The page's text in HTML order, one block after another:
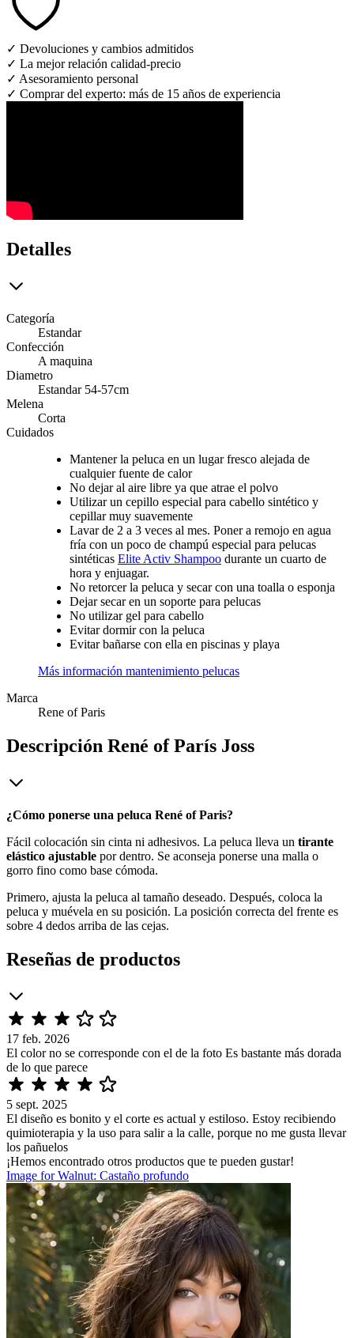
✓ Devoluciones y cambios admitidos
✓ La mejor relación calidad-precio
✓ Asesoramiento personal
✓ Comprar del experto: más de 15 años de experiencia
Detalles
Categoría
Estandar
Confección
A maquina
Diametro
Estandar 54-57cm
Melena
Corta
Cuidados
Mantener la peluca en un lugar fresco alejada de
cualquier fuente de calor
No dejar al aire libre ya que atrae el polvo
Utilizar un cepillo especial para cabello sintético y
cepillar muy suavemente
Lavar de 2 a 3 veces al mes. Poner a remojo en agua
fría con un poco de champú especial para pelucas
sintéticas Elite Activ Shampoo durante un cuarto de
hora y enjuagar.
No retorcer la peluca y secar con una toalla o esponja
Dejar secar en un soporte para pelucas
No utilizar gel para cabello
Evitar dormir con la peluca
Evitar bañarse con ella en piscinas y playa
Más información mantenimiento pelucas
Marca
Rene of Paris
Descripción René of París Joss
¿Cómo ponerse una peluca René of Paris?
Fácil colocación sin cinta ni adhesivos. La peluca lleva un tirante
elástico ajustable por dentro. Se aconseja ponerse una malla o
gorro fino como base cómoda.
Primero, ajusta la peluca al tamaño deseado. Después, coloca la
peluca y muévela en su posición. La posición correcta del frente es
sobre 4 dedos arriba de las cejas.
Reseñas de productos
17 feb. 2026
El color no se corresponde con el de la foto Es bastante más dorada
de lo que parece
5 sept. 2025
El diseño es bonito y el corte es actual y estiloso. Estoy recibiendo
quimioterapia y la uso para salir a la calle, porque no me gusta llevar
los pañuelos
¡Hemos encontrado otros productos que te pueden gustar!
Image for Walnut: Castaño profundo